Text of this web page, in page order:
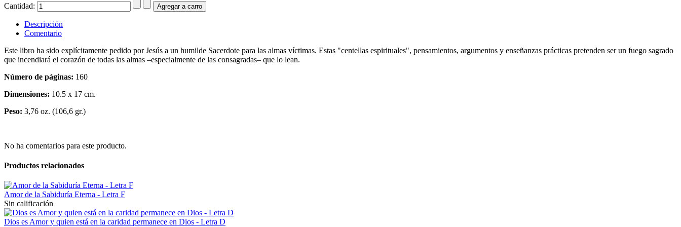
Cantidad:
Descripción
Comentario
Este libro ha sido explícitamente pedido por Jesús a un humilde Sacerdote para las almas víctimas. Estas "centellas espirituales", pensamientos, argumentos y enseñanzas prácticas pretenden ser un fuego sagrado
que incendiará el corazón de todas las almas –especialmente de las consagradas– que lo lean.
Número de páginas: 160
Dimensiones: 10.5 x 17 cm.
Peso: 3,76 oz. (106,6 gr.)
No ha comentarios para este producto.
Productos relacionados
Amor de la Sabiduría Eterna - Letra F
Sin calificación
Dios es Amor y quien está en la caridad permanece en Dios - Letra D